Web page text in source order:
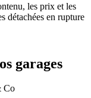
les prix et les
détachées en rupture
garages
Co